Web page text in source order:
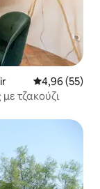
Μέση
4,96 (55)
τζακούζι